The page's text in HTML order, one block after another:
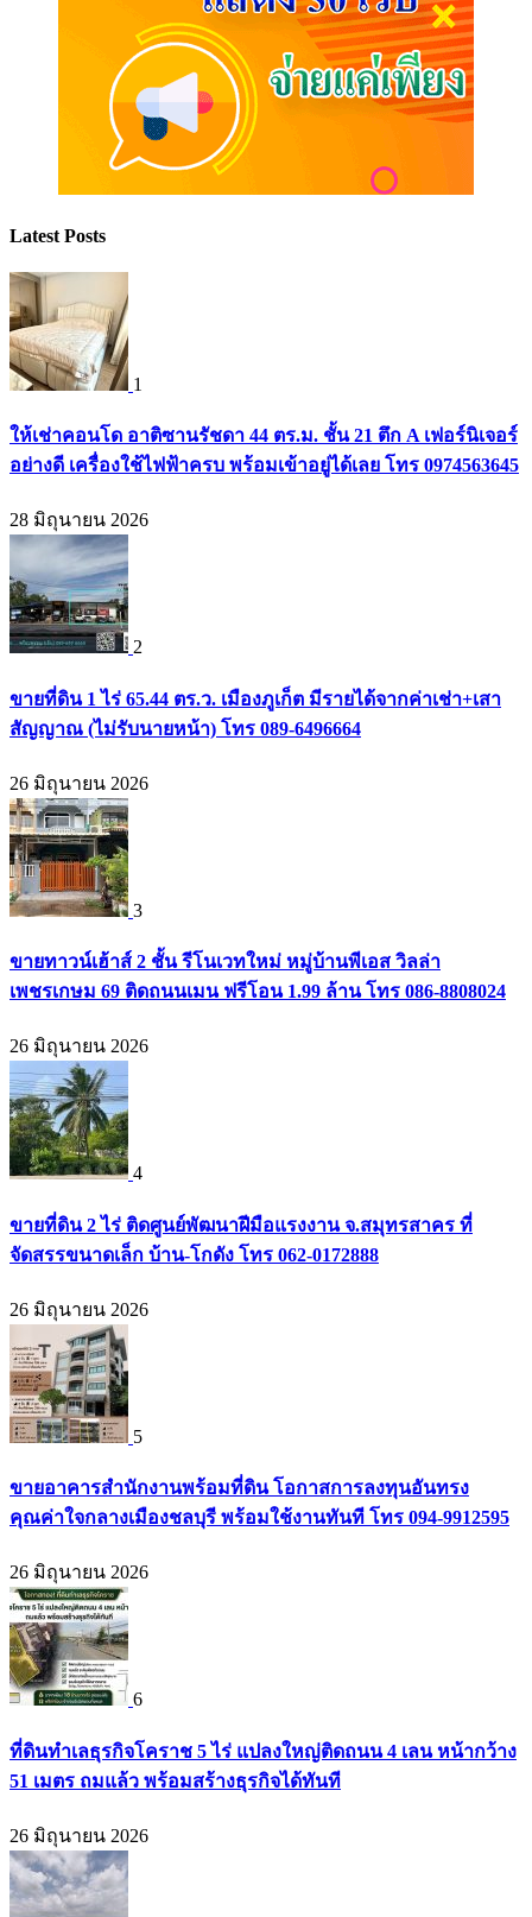
Latest Posts
1
ให้เช่าคอนโด อาติซานรัชดา 44 ตร.ม. ชั้น 21 ตึก A เฟอร์นิเจอร์
อย่างดี เครื่องใช้ไฟฟ้าครบ พร้อมเข้าอยู่ได้เลย โทร 0974563645
28 มิถุนายน 2026
2
ขายที่ดิน 1 ไร่ 65.44 ตร.ว. เมืองภูเก็ต มีรายได้จากค่าเช่า+เสา
สัญญาณ (ไม่รับนายหน้า) โทร 089-6496664
26 มิถุนายน 2026
3
ขายทาวน์เฮ้าส์ 2 ชั้น รีโนเวทใหม่ หมู่บ้านพีเอส วิลล่า
เพชรเกษม 69 ติดถนนเมน ฟรีโอน 1.99 ล้าน โทร 086-8808024
26 มิถุนายน 2026
4
ขายที่ดิน 2 ไร่ ติดศูนย์พัฒนาฝีมือแรงงาน จ.สมุทรสาคร ที่
จัดสรรขนาดเล็ก บ้าน-โกดัง โทร 062-0172888
26 มิถุนายน 2026
5
ขายอาคารสำนักงานพร้อมที่ดิน โอกาสการลงทุนอันทรง
คุณค่าใจกลางเมืองชลบุรี พร้อมใช้งานทันที โทร 094-9912595
26 มิถุนายน 2026
6
ที่ดินทำเลธุรกิจโคราช 5 ไร่ แปลงใหญ่ติดถนน 4 เลน หน้ากว้าง
51 เมตร ถมแล้ว พร้อมสร้างธุรกิจได้ทันที
26 มิถุนายน 2026